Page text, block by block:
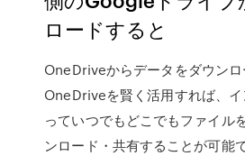
ロードすると
OneDriveからデータをダウン
OneDriveを賢く活用すれば、
っていつでもどこでもファイル
ンロード・共有することが可能